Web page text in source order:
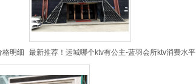
格明细 最新推荐！运城哪个ktv有公主-蓝羽会所ktv消费水平